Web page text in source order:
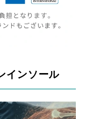
インソール